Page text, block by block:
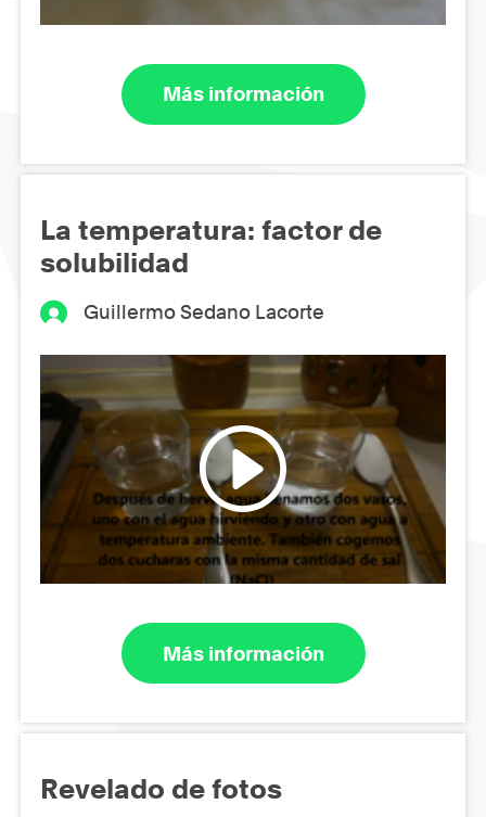
Más información
La temperatura: factor de
solubilidad
Guillermo Sedano Lacorte
Más información
Revelado de fotos